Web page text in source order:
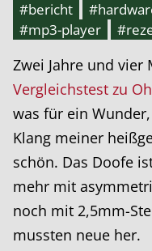
#bericht
#mp3-player
Zwei Jahre und vier
Vergleichstest zu
was für ein
Klang meiner
schön. Das Doofe
mehr mit
noch mit 2,5mm-
mussten neue her.